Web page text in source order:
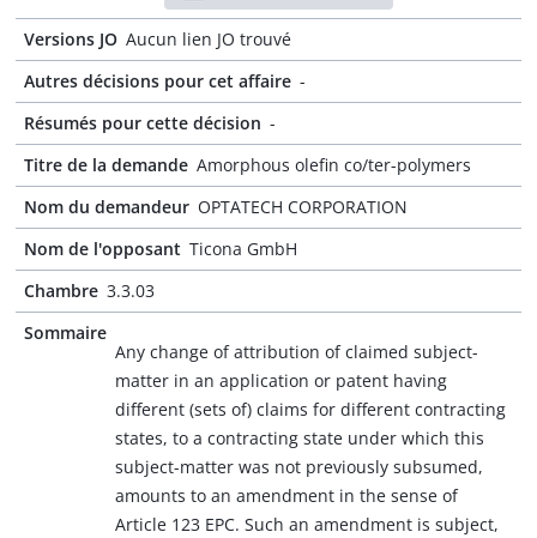
Versions JO Aucun lien JO trouvé
Autres décisions pour cet affaire -
Résumés pour cette décision -
Titre de la demande Amorphous olefin co/ter-polymers
Nom du demandeur OPTATECH CORPORATION
Nom de l'opposant Ticona GmbH
Chambre 3.3.03
Sommaire
Any change of attribution of claimed subject-
matter in an application or patent having
different (sets of) claims for different contracting
states, to a contracting state under which this
subject-matter was not previously subsumed,
amounts to an amendment in the sense of
Article 123 EPC. Such an amendment is subject,